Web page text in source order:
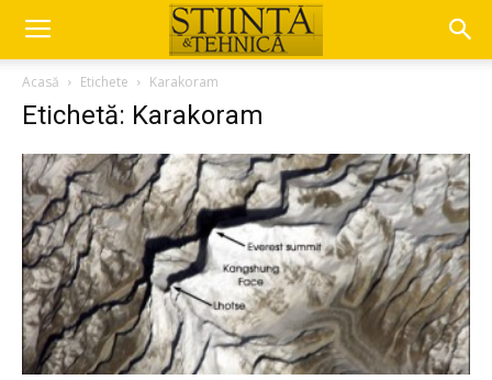
Acasă Etichete Karakoram
Etichetă: Karakoram